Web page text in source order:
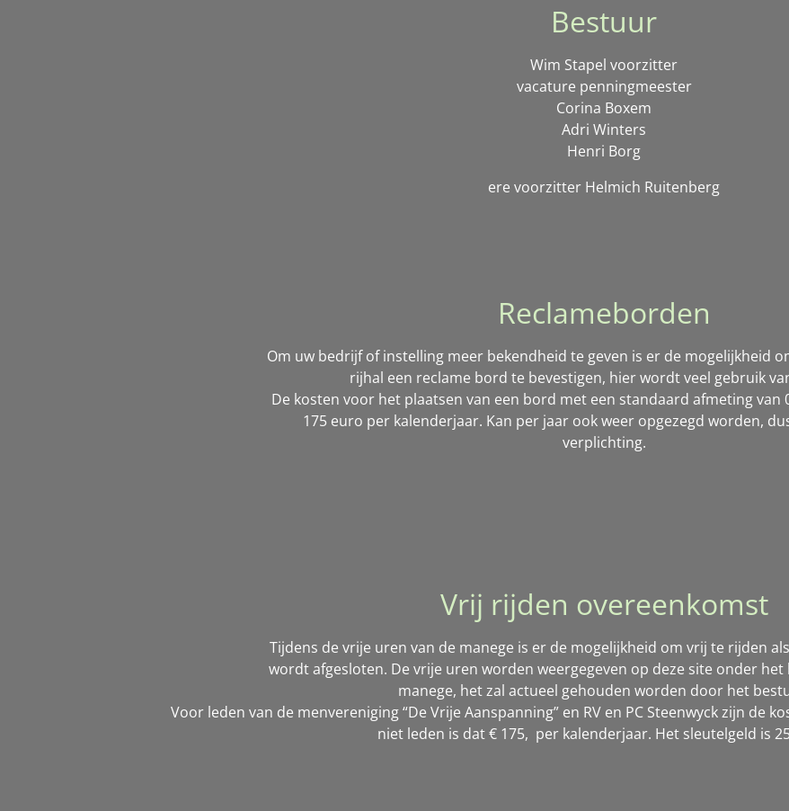
Bestuur
Wim Stapel voorzitter
vacature penningmeester
Corina Boxem
Adri Winters
Henri Borg
ere voorzitter Helmich Ruitenberg
Reclameborden
Om uw bedrijf of instelling meer bekendheid te geven is er de mogelijkheid
rijhal een reclame bord te bevestigen, hier wordt veel gebruik
De kosten voor het plaatsen van een bord met een standaard afmeting van
175 euro per kalenderjaar. Kan per jaar ook weer opgezegd worden,
verplichting.
Vrij rijden overeenkomst
Tijdens de vrije uren van de manege is er de mogelijkheid om vrij te rijden
wordt afgesloten. De vrije uren worden weergegeven op deze site onder
manege, het zal actueel gehouden worden door het
Voor leden van de menvereniging “De Vrije Aanspanning” en RV en PC Steenwyck zijn de
niet leden is dat € 175, per kalenderjaar. Het sleutelgeld is